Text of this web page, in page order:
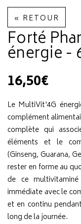
« RETOUR
Forté
énergie -
16,50€
Le MultiVit'4G
complément
complète qui
éléments et le
(Ginseng, Guarana,
rester en forme au
de ce
immédiate avec le
et en continu
long de la journée.